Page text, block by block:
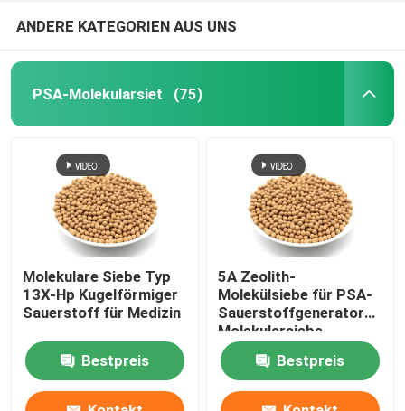
Lithiumbatterie-Elektrolyte Trockner
Keramische Bio-Kugeln
mbbr Medien
Chemische Hilfsstoffe
ANDERE KATEGORIEN AUS UNS
PSA-Molekularsiet (75)
Molekulare Siebe Typ
13X-Hp Kugelförmiger
Sauerstoff für Medizin
Bestpreis
5A Zeolith-
Molekülsiebe für PSA-
Sauerstoffgenerator
Molekularsiebe
Sauerstoff
Bestpreis